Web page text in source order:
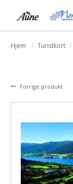
Hjem Turistkort
Forrige produkt